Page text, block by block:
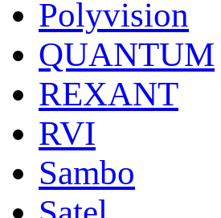
Polyvision
QUANTUM
REXANT
RVI
Sambo